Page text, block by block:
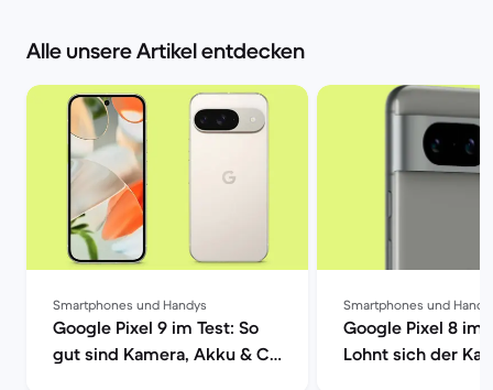
Alle unsere Artikel entdecken
Smartphones und Handys
Google Pixel 9 im Test: So
gut sind Kamera, Akku & Co
Smartphones und
Google Pixel 8 im
Lohnt sich der